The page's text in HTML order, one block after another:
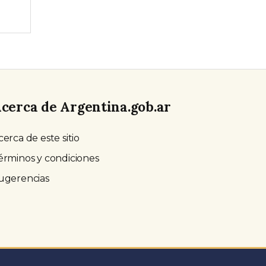
de Argentina.gob.ar
de este sitio
y condiciones